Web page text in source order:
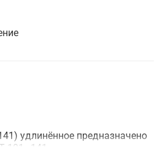
удлинённое предназначено
101–141.